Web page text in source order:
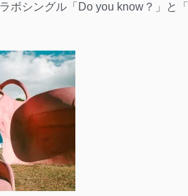
ボシングル「Do you know？」と